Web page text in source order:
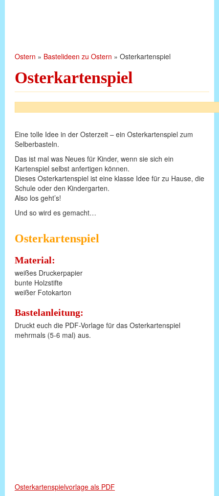
Ostern » Bastelideen zu Ostern » Osterkartenspiel
Osterkartenspiel
Eine tolle Idee in der Osterzeit – ein Osterkartenspiel zum
Selberbasteln.
Das ist mal was Neues für Kinder, wenn sie sich ein
Kartenspiel selbst anfertigen können.
Dieses Osterkartenspiel ist eine klasse Idee für zu Hause, die
Schule oder den Kindergarten.
Also los geht’s!
Und so wird es gemacht…
Osterkartenspiel
Material:
weißes Druckerpapier
bunte Holzstifte
weißer Fotokarton
Bastelanleitung:
Druckt euch die PDF-Vorlage für das Osterkartenspiel
mehrmals (5-6 mal) aus.
Osterkartenspielvorlage als PDF